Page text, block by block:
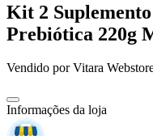
Kit 2
Prebiótica 220g
Vendido porVitara
Informações da loja